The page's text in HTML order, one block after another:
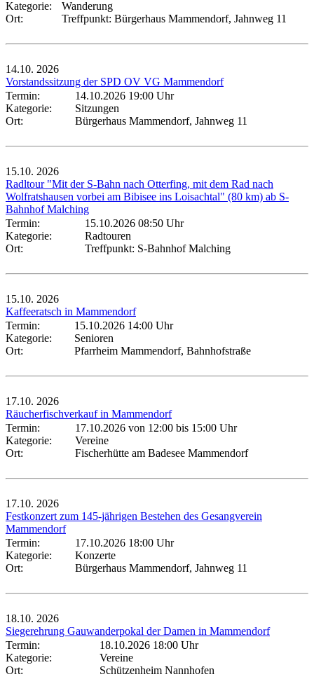
Kategorie:
Wanderung
Ort:
Treffpunkt: Bürgerhaus Mammendorf, Jahnweg 11
14.10. 2026
Vorstandssitzung der SPD OV VG Mammendorf
Termin:
14.10.2026 19:00 Uhr
Kategorie:
Sitzungen
Ort:
Bürgerhaus Mammendorf, Jahnweg 11
15.10. 2026
Radltour "Mit der S-Bahn nach Otterfing, mit dem Rad nach
Wolfratshausen vorbei am Bibisee ins Loisachtal" (80 km) ab S-
Bahnhof Malching
Termin:
15.10.2026 08:50 Uhr
Kategorie:
Radtouren
Ort:
Treffpunkt: S-Bahnhof Malching
15.10. 2026
Kaffeeratsch in Mammendorf
Termin:
15.10.2026 14:00 Uhr
Kategorie:
Senioren
Ort:
Pfarrheim Mammendorf, Bahnhofstraße
17.10. 2026
Räucherfischverkauf in Mammendorf
Termin:
17.10.2026 von 12:00 bis 15:00 Uhr
Kategorie:
Vereine
Ort:
Fischerhütte am Badesee Mammendorf
17.10. 2026
Festkonzert zum 145-jährigen Bestehen des Gesangverein
Mammendorf
Termin:
17.10.2026 18:00 Uhr
Kategorie:
Konzerte
Ort:
Bürgerhaus Mammendorf, Jahnweg 11
18.10. 2026
Siegerehrung Gauwanderpokal der Damen in Mammendorf
Termin:
18.10.2026 18:00 Uhr
Kategorie:
Vereine
Ort:
Schützenheim Nannhofen